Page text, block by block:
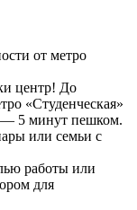
от метро
центр! До
«Студенческая»
5 минут пешком.
или семьи с
работы или
для